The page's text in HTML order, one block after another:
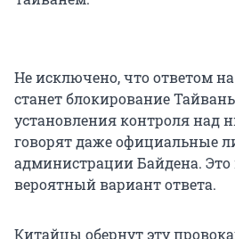
Не исключено, что ответом
станет блокирование
установления контроля над
говорят даже официальные
администрации Байдена. Это
вероятный вариант ответа.
Китайцы обернут эту